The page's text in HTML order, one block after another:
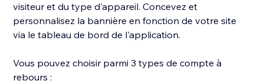
visiteur et du type d'appareil. Concevez et
personnalisez la bannière en fonction de votre site
via le tableau de bord de l'application.
Vous pouvez choisir parmi 3 types de compte à
rebours :